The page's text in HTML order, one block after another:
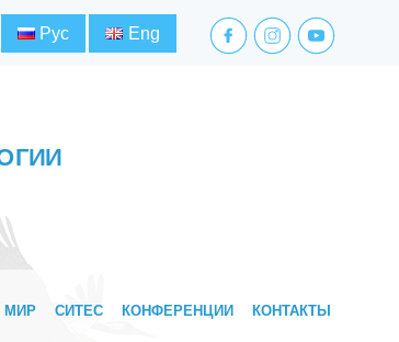
Рус Eng facebook.com
instagram.com
youtube.com
МИР СИТЕС КОНФЕРЕНЦИИ КОНТАКТЫ